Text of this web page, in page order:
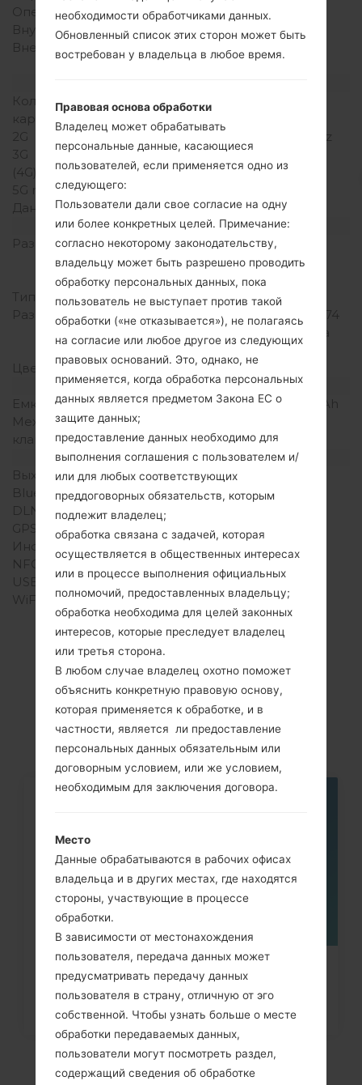
Оперативная память
Внутренняя память
35MB
Внешняя память
microSD (выделенный
слот)
Количество мест для сим
карты
Мини SIM
2G
GSM 900/1800/1900MHz
3G
HSDPA 2100MHz
(4G) LTE
-
5G network
Данные
GPRS/EDGE
Дисплей
Размер экрана
2.3 дюйма, 35 x 46 mm
(~31.9% соотношение
экрана к телу)
Тип экрана
TFT
Разрешение экрана
240 x 320 пикселей (~174
плотность пикселей на
дюйм)
Цвета экрана
256K цветов
Аккумулятор и клавиатура
Емкость аккумулятора
Съемный Li-Ion 950 mAh
Механическая
клавиатура
Интерфейсы
Выход для аудио
Bluetooth
версия 2.0, A2DP
DLNA
GPS
-
Инфракрасный порт
NFC
-
USB
USB 2.0
WiFi
Articles LGSGH-
I520(Samsung SGH-
I520)
Как удалить все данные с
телефона через код на Samsung...
необходимости обработчиками данных.
Обновленный список этих сторон может быть
востребован у владельца в любое время.
Правовая основа обработки
Владелец может обрабатывать
персональные данные, касающиеся
пользователей, если применяется одно из
следующего:
Пользователи дали свое согласие на одну
или более конкретных целей. Примечание:
согласно некоторому законодательству,
владельцу может быть разрешено проводить
обработку персональных данных, пока
пользователь не выступает против такой
обработки («не отказывается»), не полагаясь
на согласие или любое другое из следующих
правовых оснований. Это, однако, не
применяется, когда обработка персональных
данных является предметом Закона ЕС о
защите данных;
предоставление данных необходимо для
выполнения соглашения с пользователем и/
или для любых соответствующих
преддоговорных обязательств, которым
подлежит владелец;
обработка связана с задачей, которая
осуществляется в общественных интересах
или в процессе выполнения официальных
полномочий, предоставленных владельцу;
обработка необходима для целей законных
интересов, которые преследует владелец
или третья сторона.
В любом случае владелец охотно поможет
объяснить конкретную правовую основу,
которая применяется к обработке, и в
частности, является ли предоставление
персональных данных обязательным или
договорным условием, или же условием,
необходимым для заключения договора.
Место
Данные обрабатываются в рабочих офисах
владельца и в других местах, где находятся
стороны, участвующие в процессе
обработки.
В зависимости от местонахождения
пользователя, передача данных может
предусматривать передачу данных
пользователя в страну, отличную от эго
собственной. Чтобы узнать больше о месте
обработки передаваемых данных,
пользователи могут посмотреть раздел,
содержащий сведения об обработке